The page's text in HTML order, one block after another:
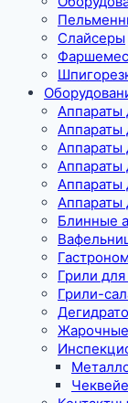
Слайсеры
Аппараты
Аппараты
Аппараты
Аппараты
Аппараты
Аппараты
Блинные
Грили для
Грили-